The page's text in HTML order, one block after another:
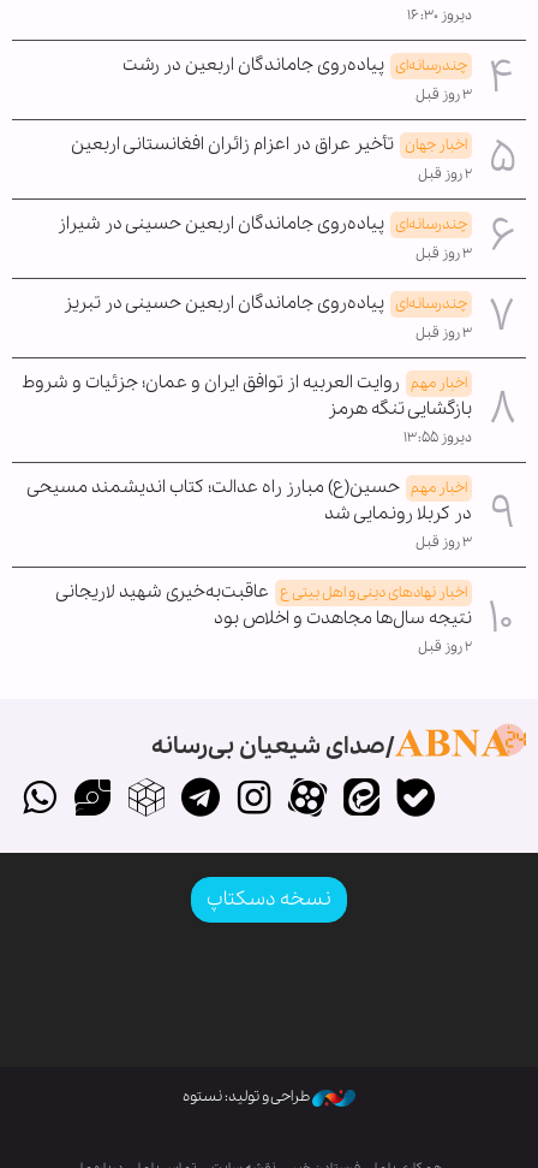
دیروز ۱۶:۳۰
چندرسانه‌ای پیاده‌روی جاماندگان اربعین در رشت
۳ روز قبل
اخبار جهان تأخیر عراق در اعزام زائران افغانستانی اربعین
۲ روز قبل
چندرسانه‌ای پیاده‌روی جاماندگان اربعین حسینی در شیراز
۳ روز قبل
چندرسانه‌ای پیاده‌روی جاماندگان اربعین حسینی در تبریز
۳ روز قبل
اخبار مهم روایت العربیه از توافق ایران و عمان؛ جزئیات و شروط
بازگشایی تنگه هرمز
دیروز ۱۳:۵۵
اخبار مهم حسین(ع) مبارز راه عدالت؛ کتاب اندیشمند مسیحی
در کربلا رونمایی شد
۳ روز قبل
اخبار نهادهای دینی و اهل بیتی ع عاقبت‌به‌خیری شهید لاریجانی
نتیجه سال‌ها مجاهدت و اخلاص بود
۲ روز قبل
صدای شیعیان بی‌رسانه
نسخه دسکتاپ
طراحی و تولید: نستوه